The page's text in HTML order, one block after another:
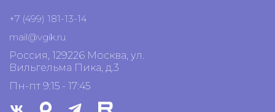
+7 (499) 181-13-14
mail@vgik.ru
Россия, 129226 Москва, ул.
Вильгельма Пика, д.3
Пн-пт 9:15 - 17:45